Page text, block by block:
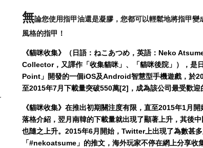
無論您使用指甲油還是凝膠，您都可以輕鬆地將指甲
風格的指甲！
《貓咪收集》（日語：ねこあつめ，英語：Neko
Collector，又譯作「收集貓咪」、「貓咪後院」），是
Point」開發的一個iOS及Android智慧型手機遊戲，於
至2015年7月下載量突破550萬[2] ，成為該公司最受歡迎
《貓咪收集》在推出初期關注度有限，直至2015年1月
落格介紹，翌月南韓的下載量就出現了顯著上升，其後中
也隨之上升。2015年6月開始，Twitter上出現了為數甚
「#nekoatsume」的推文，海外玩家不停在網上分享收